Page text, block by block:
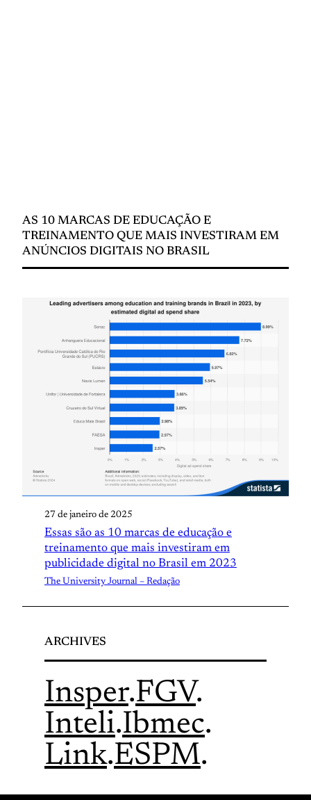
AS 10 MARCAS DE EDUCAÇÃO E
TREINAMENTO QUE MAIS INVESTIRAM EM
ANÚNCIOS DIGITAIS NO BRASIL
27 de janeiro de 2025
Essas são as 10 marcas de educação e
treinamento que mais investiram em
publicidade digital no Brasil em 2023
The University Journal – Redação
ARCHIVES
Insper.FGV.
Inteli.Ibmec.
Link.ESPM.